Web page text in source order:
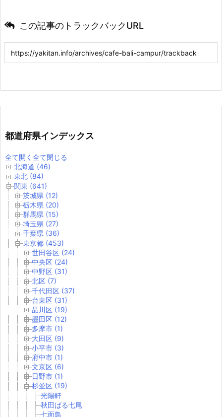
この記事のトラックバックURL
都道府県インデックス
全て開く 全て閉じる
北海道 (46)
東北 (84)
関東 (641)
茨城県 (12)
栃木県 (20)
群馬県 (15)
埼玉県 (27)
千葉県 (36)
東京都 (453)
世田谷区 (24)
中央区 (24)
中野区 (31)
北区 (7)
千代田区 (37)
台東区 (31)
品川区 (19)
墨田区 (12)
多摩市 (1)
大田区 (9)
小平市 (3)
府中市 (1)
文京区 (6)
日野市 (1)
杉並区 (19)
光陽軒
秋田ばる七尾
七面鳥